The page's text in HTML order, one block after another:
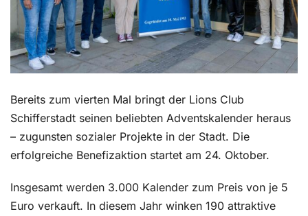
Bereits zum vierten Mal bringt der Lions Club
Schifferstadt seinen beliebten Adventskalender heraus
– zugunsten sozialer Projekte in der Stadt. Die
erfolgreiche Benefizaktion startet am 24. Oktober.
Insgesamt werden 3.000 Kalender zum Preis von je 5
Euro verkauft. In diesem Jahr winken 190 attraktive